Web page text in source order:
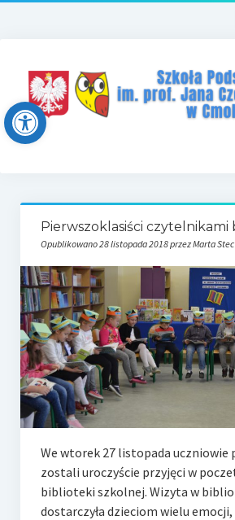
Open toolbar
Dziennik elektroniczny (Librus)
Dla nauczycieli
Poczta szkolna
Dziennik elektroniczny
e-Rada
Logowanie
Pierwszoklasiści czytelnikami
Opublikowano 28 listopada 2018 przez Marta Stec
We wtorek 27 listopada uczniowie
zostali uroczyście przyjęci w
biblioteki szkolnej. Wizyta w
dostarczyła dzieciom wielu